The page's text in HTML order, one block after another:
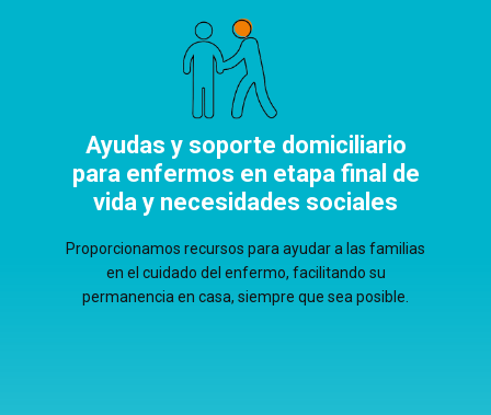
Ayudas y soporte domiciliario
para enfermos en etapa final de
vida y necesidades sociales
Proporcionamos recursos para ayudar a las familias
en el cuidado del enfermo, facilitando su
permanencia en casa, siempre que sea posible.